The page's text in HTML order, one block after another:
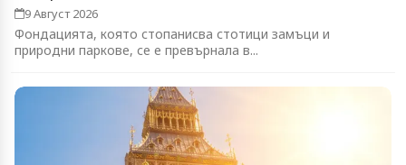
9 Август 2026
Фондацията, която стопанисва стотици замъци и
природни паркове, се е превърнала в...